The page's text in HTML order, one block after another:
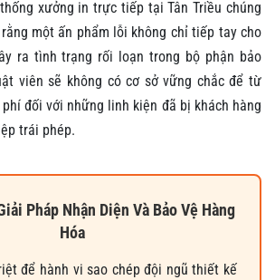
xưởng in trực tiếp tại Tân Triều chúng
một ấn phẩm lỗi không chỉ tiếp tay cho
ra tình trạng rối loạn trong bộ phận bảo
viên sẽ không có cơ sở vững chắc để từ
đối với những linh kiện đã bị khách hàng
trái phép.
Pháp Nhận Diện Và Bảo Vệ Hàng
Hóa
để hành vi sao chép đội ngũ thiết kế